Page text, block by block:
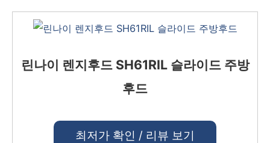
린나이 렌지후드 SH61RIL 슬라이드 주방
후드
최저가 확인 / 리뷰 보기